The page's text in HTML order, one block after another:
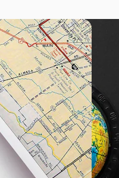
Producten
Spaces
AI-assistent
AI Image Generator
AI Video Generator
AI Voice Generator
Stockcontent